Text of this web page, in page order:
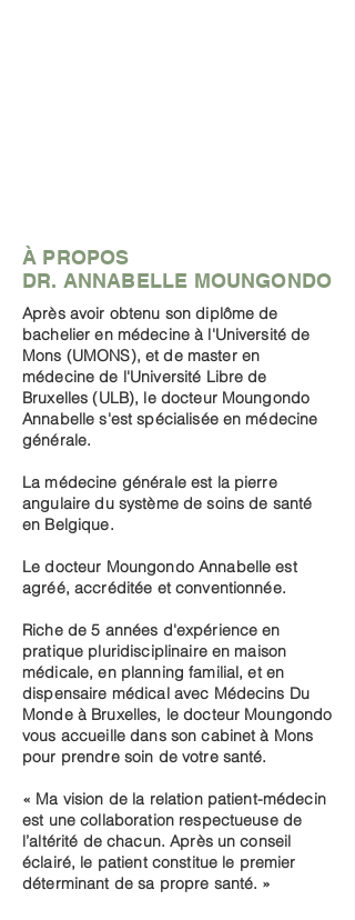
À PROPOS
DR. ANNABELLE MOUNGONDO
Après avoir obtenu son diplôme de
bachelier en médecine à l'Université de
Mons (UMONS), et de master en
médecine de l'Université Libre de
Bruxelles (ULB), le docteur Moungondo
Annabelle s'est spécialisée en médecine
générale.
La médecine générale est la pierre
angulaire du système de soins de santé
en Belgique.
Le docteur Moungondo Annabelle est
agréé, accréditée et conventionnée.
Riche de 5 années d'expérience en
pratique pluridisciplinaire en maison
médicale, en planning familial, et en
dispensaire médical avec Médecins Du
Monde à Bruxelles, le docteur Moungondo
vous accueille dans son cabinet à Mons
pour prendre soin de votre santé.
« Ma vision de la relation patient-médecin
est une collaboration respectueuse de
l’altérité de chacun. Après un conseil
éclairé, le patient constitue le premier
déterminant de sa propre santé. »